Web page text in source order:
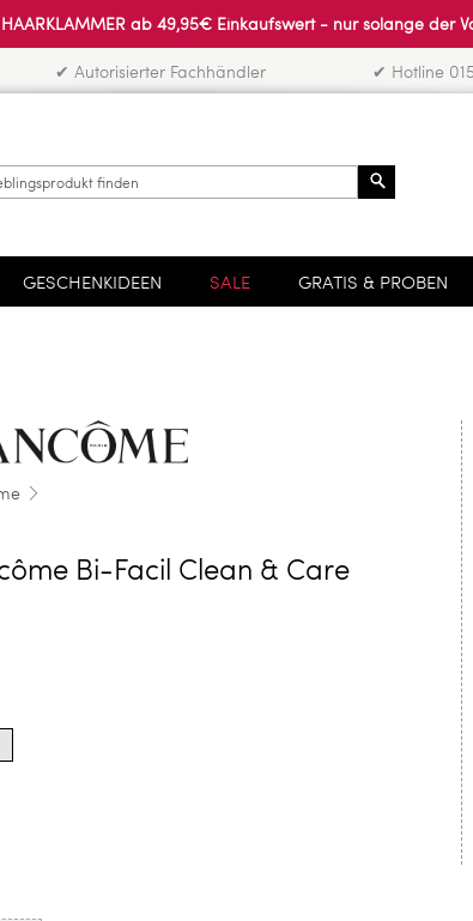
HAARKLAMMER ab 49,95€ Einkaufswert - nur solange der
✔ Autorisierter Fachhändler ✔ Hotline
GESCHENKIDEEN SALE GRATIS & PROBEN
Bi-Facil Clean & Care